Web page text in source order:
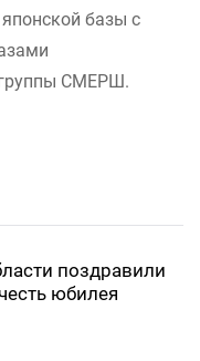
базы с
группы СМЕРШ.
поздравили
юбилея